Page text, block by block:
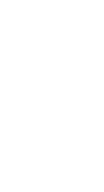
Più articoli